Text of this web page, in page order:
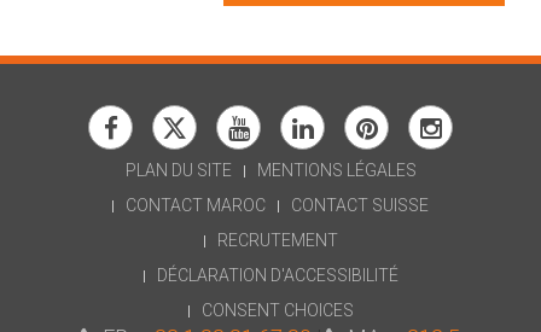
Une question ? N'hésitez pas :
PLAN DU SITE
MENTIONS LÉGALES
CONTACT MAROC
CONTACT SUISSE
RECRUTEMENT
DÉCLARATION D'ACCESSIBILITÉ
CONSENT CHOICES